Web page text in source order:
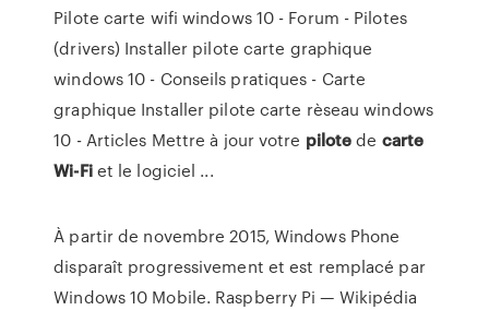
Pilote carte wifi windows 10 - Forum - Pilotes
(drivers) Installer pilote carte graphique
windows 10 - Conseils pratiques - Carte
graphique Installer pilote carte rèseau windows
10 - Articles Mettre à jour votre pilotede carte
Wi-Fiet le logiciel ...
À partir de novembre 2015, Windows Phone
disparaît progressivement et est remplacé par
Windows 10 Mobile. Raspberry Pi — Wikipédia